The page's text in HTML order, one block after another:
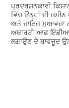
ਪ੍ਰਦਰਸ਼ਨਕਾਰੀ
ਵਿੱਚ ਉਨ੍ਹਾਂ ਦੀ
ਅਤੇ ਜਾਇਜ਼ ਮੁਆਵਜ਼ਾ
ਅਥਾਰਟੀ ਆਫ਼ ਇੰਡੀਆ
ਲਗਾਉਣ ਦੇ ਬਾਵਜੂਦ